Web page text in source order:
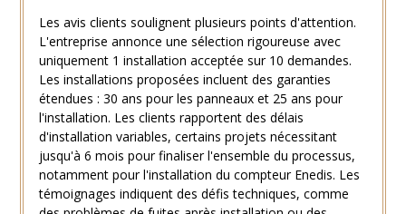
Les avis clients soulignent plusieurs points d'attention.
L'entreprise annonce une sélection rigoureuse avec
uniquement 1 installation acceptée sur 10 demandes.
Les installations proposées incluent des garanties
étendues : 30 ans pour les panneaux et 25 ans pour
l'installation. Les clients rapportent des délais
d'installation variables, certains projets nécessitant
jusqu'à 6 mois pour finaliser l'ensemble du processus,
notamment pour l'installation du compteur Enedis. Les
témoignages indiquent des défis techniques, comme